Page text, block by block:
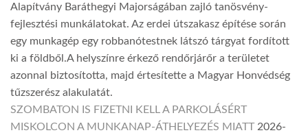
Alapítvány Baráthegyi Majorságában zajló tanösvény-
fejlesztési munkálatokat. Az erdei útszakasz építése során
egy munkagép egy robbanótestnek látszó tárgyat fordított
ki a földből.A helyszínre érkező rendőrjárőr a területet
azonnal biztosította, majd értesítette a Magyar Honvédség
tűzszerész alakulatát.
SZOMBATON IS FIZETNI KELL A PARKOLÁSÉRT
MISKOLCON A MUNKANAP-ÁTHELYEZÉS MIATT 2026-